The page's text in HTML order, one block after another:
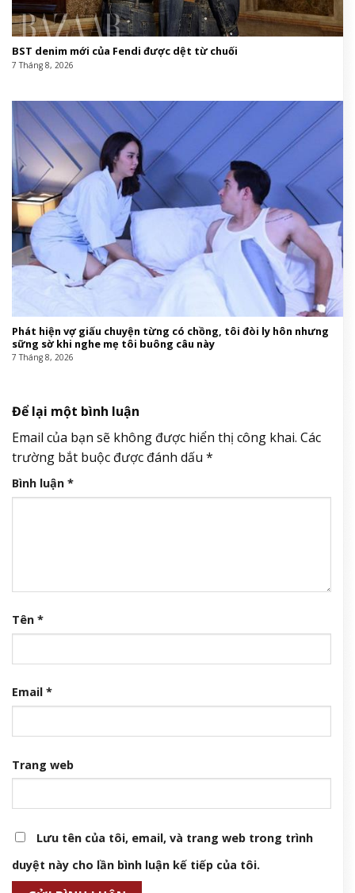
BST denim mới của Fendi được dệt từ chuối
7 Tháng 8, 2026
Phát hiện vợ giấu chuyện từng có chồng, tôi đòi ly hôn nhưng
sững sờ khi nghe mẹ tôi buông câu này
7 Tháng 8, 2026
Để lại một bình luận
Email của bạn sẽ không được hiển thị công khai. Các
trường bắt buộc được đánh dấu *
Bình luận *
Tên *
Email *
Trang web
Lưu tên của tôi, email, và trang web trong trình
duyệt này cho lần bình luận kế tiếp của tôi.